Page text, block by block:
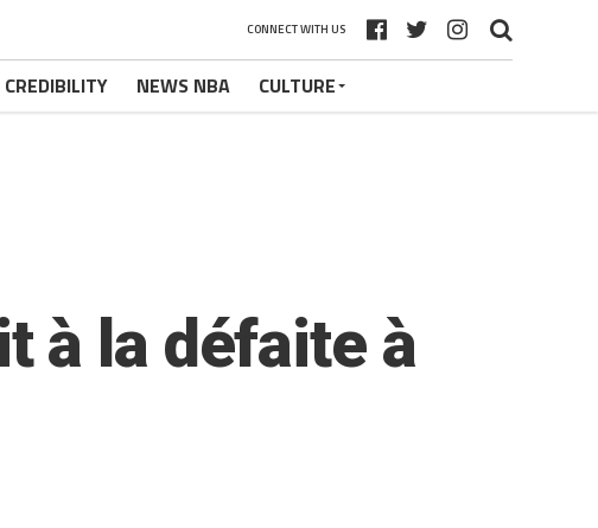
CONNECT WITH US
NEWS NBA CULTURE
à la défaite à